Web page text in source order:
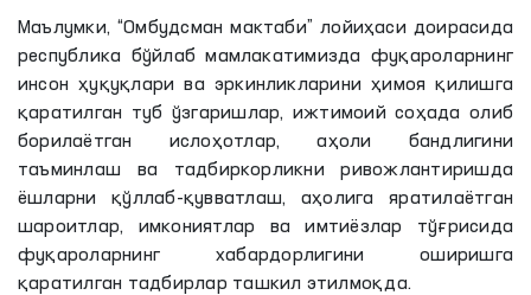
Маълумки, “Омбудсман мактаби” лойиҳаси доирасида
республика бўйлаб мамлакатимизда фуқароларнинг
инсон ҳуқуқлари ва эркинликларини ҳимоя қилишга
қаратилган туб ўзгаришлар, ижтимоий соҳада олиб
борилаётган ислоҳотлар, аҳоли бандлигини
таъминлаш ва тадбиркорликни ривожлантиришда
ёшларни қўллаб-қувватлаш, аҳолига яратилаётган
шароитлар, имкониятлар ва имтиёзлар тўғрисида
фуқароларнинг хабардорлигини оширишга
қаратилган тадбирлар ташкил этилмоқда.